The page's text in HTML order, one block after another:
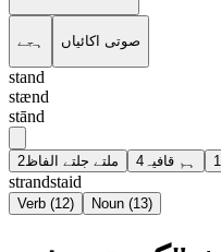
ہجے صوتی اکائیاں
stand
stænd
stānd
ملتے جلتے الفاظ2 ہم قافیہ 4 1
strandstaid
Verb (12) Noun (13)